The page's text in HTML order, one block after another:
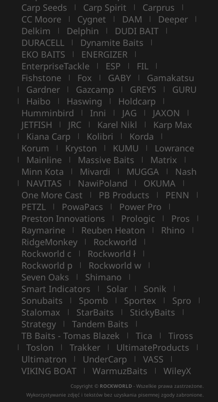
Carp Seeds | Carp Spirit | Carprus |
CC Moore | Cygnet | DAM | Deeper |
Delkim | Delphin | DUDI BAIT |
DURACELL | Dynamite Baits |
EKO BAITS | ENERGIZER |
EnterpriseTackle | ESP | FIL |
Fishstone | Fox | GABY | Gamakatsu
| Gardner | Gazcamp | GREYS | GURU
| Haibo | Haswing | Holdcarp |
Humminbird | Inni | JAG | JAXON |
JETFISH | JRC | Karel Nikl | Karp Max
| Kiana Carp | Kolibri | Korda |
Korum | Kryston | KUMU | Lowrance
| Mainline | Massive Baits | Matrix |
Minn Kota | Mivardi | MUGGA | Nash
| NAVITAS | NawiPoland | OKUMA |
One More Cast | PB Products | PENN |
PETZL | PowaPacs | Power Pro |
Preston Innovations | Prologic | Pros |
Raymarine | Reuben Heaton | Rhino |
RidgeMonkey | Rockworld |
Rockworld c | Rockworld ł |
Rockworld p | Rockworld w |
Seven Oaks | Shimano |
Smart Indicators | Solar | Sonik |
Sonubaits | Spomb | Sportex | Spro |
Stalomax | StarBaits | StickyBaits |
Strategy | Tandem Baits |
TB Baits - Tomas Blazek | Tica | Tiross
| Toslon | Trakker | UltimateProducts |
Ultimatron | UnderCarp | VASS |
VIKING BOAT | WarmuzBaits | WileyX
Copyright © ROCKWORLD - Wszelkie prawa zastrzeżone.
Wykorzystywanie zdjęć i tekstów bez uzyskania pisemnej zgody zabronione.